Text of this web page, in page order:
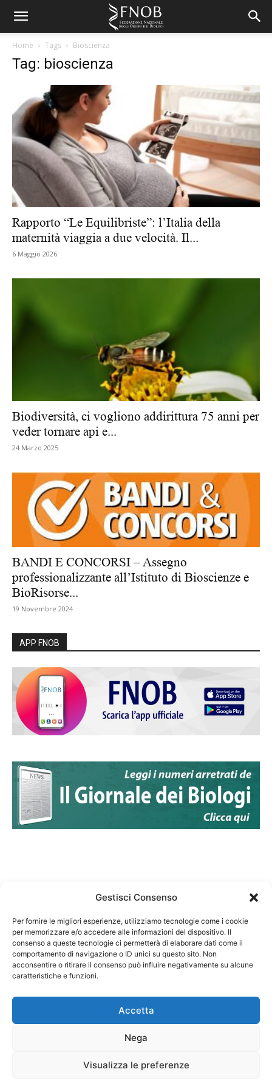
Gestisci Consenso
Per fornire le migliori esperienze, utilizziamo tecnologie come i cookie
per memorizzare e/o accedere alle informazioni del dispositivo. Il
consenso a queste tecnologie ci permetterà di elaborare dati come il
comportamento di navigazione o ID unici su questo sito. Non
acconsentire o ritirare il consenso può influire negativamente su alcune
caratteristiche e funzioni.
Accetta
Nega
Visualizza le preferenze
Home Tags Bioscienza
Tag: bioscienza
Rapporto “Le Equilibriste”: l’Italia della
maternità viaggia a due velocità. Il...
6 Maggio 2026
Biodiversità, ci vogliono addirittura 75 anni per
veder tornare api e...
24 Marzo 2025
BANDI E CONCORSI – Assegno
professionalizzante all’Istituto di Bioscienze e
BioRisorse...
19 Novembre 2024
APP FNOB
Federazione Nazionale Degli Ordini dei Biologi:
codice fiscale 80069130583
Responsabile sito internet www.fnob.it: Vincenzo
Privacy Policy Cookie Policy